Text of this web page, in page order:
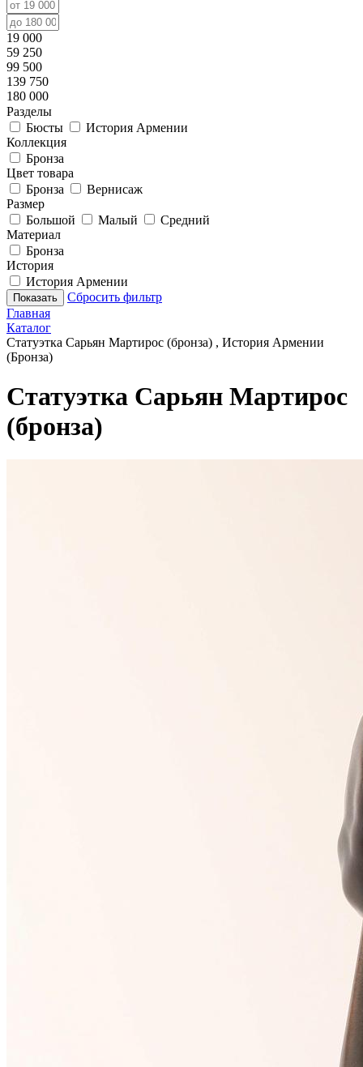
19 000
59 250
99 500
139 750
180 000
Разделы
Бюсты
История Армении
Коллекция
Бронза
Цвет товара
Бронза
Вернисаж
Размер
Большой
Малый
Средний
Материал
Бронза
История
История Армении
Показать
Сбросить фильтр
Главная
Каталог
Статуэтка Сарьян Мартирос (бронза) , История Армении
(Бронза)
Статуэтка Сарьян Мартирос
(бронза)